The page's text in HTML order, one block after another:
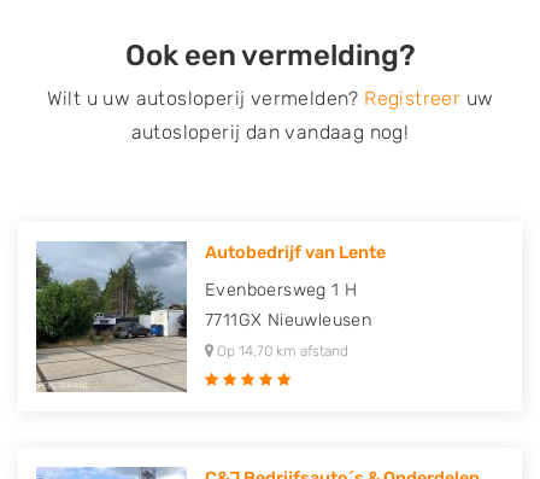
Ook een vermelding?
Wilt u uw autosloperij vermelden? Registreer uw
autosloperij dan vandaag nog!
Autobedrijf van Lente
Evenboersweg 1 H
7711GX Nieuwleusen
Op 14,70 km afstand